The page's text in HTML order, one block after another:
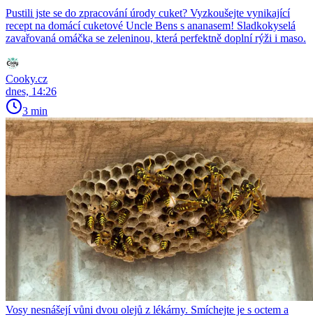
Pustili jste se do zpracování úrody cuket? Vyzkoušejte vynikající
recept na domácí cuketové Uncle Bens s ananasem! Sladkokyselá
zavařovaná omáčka se zeleninou, která perfektně doplní rýži i maso.
Cooky.cz
dnes, 14:26
3 min
Vosy nesnášejí vůni dvou olejů z lékárny. Smíchejte je s octem a